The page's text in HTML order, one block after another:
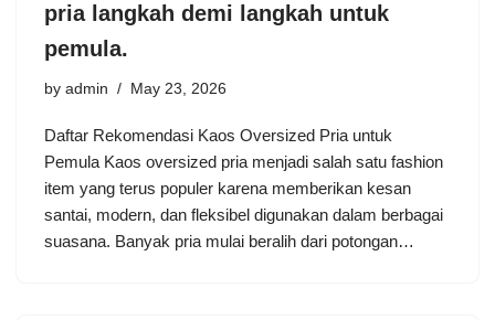
pria langkah demi langkah untuk
pemula.
by admin May 23, 2026
Daftar Rekomendasi Kaos Oversized Pria untuk
Pemula Kaos oversized pria menjadi salah satu fashion
item yang terus populer karena memberikan kesan
santai, modern, dan fleksibel digunakan dalam berbagai
suasana. Banyak pria mulai beralih dari potongan…